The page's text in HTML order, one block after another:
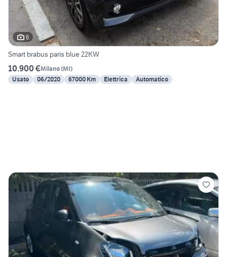
6
Smart brabus paris blue 22KW
10.900 €Milano(MI)
Usato
06/2020 67000 Km Elettrica Automatico